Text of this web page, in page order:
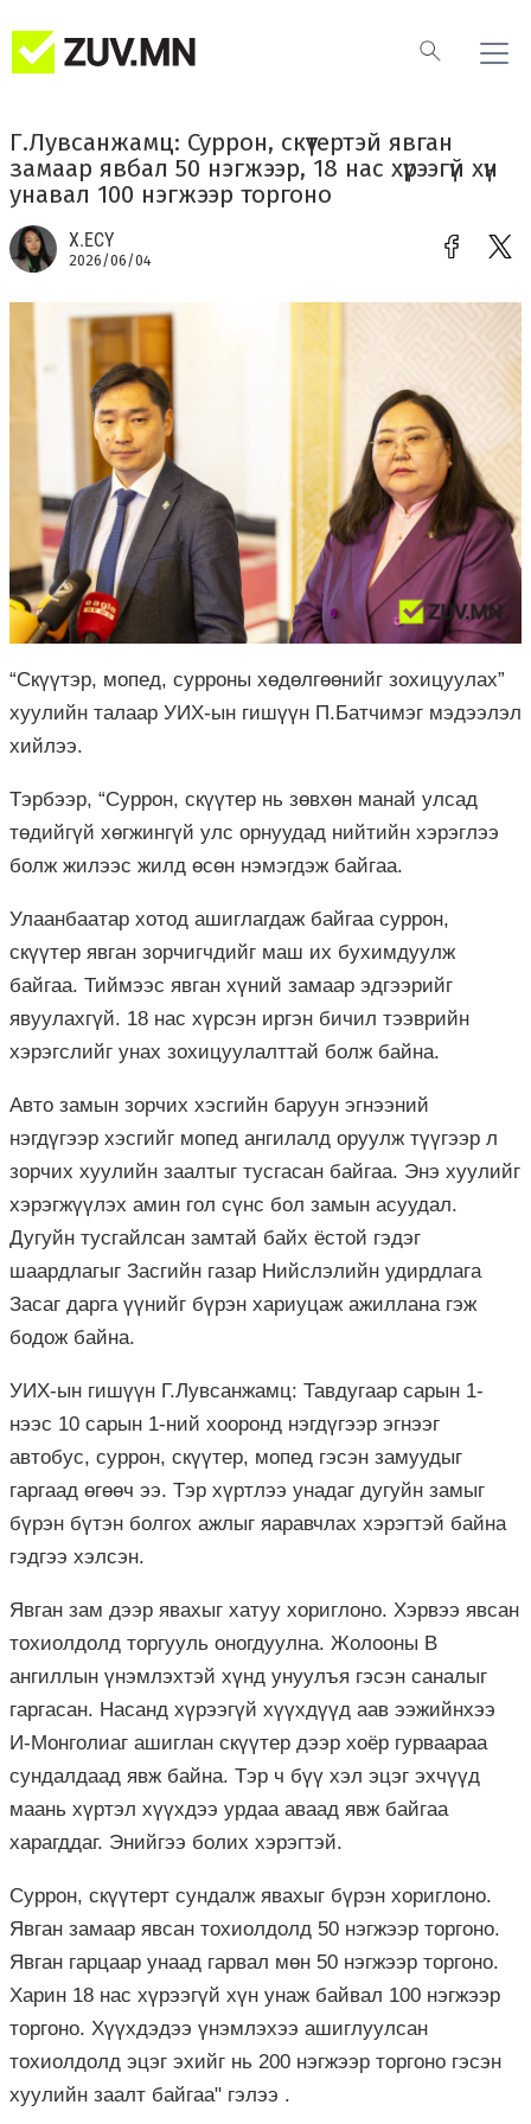
Г.Лувсанжамц: Суррон, скүүтертэй явган
замаар явбал 50 нэгжээр, 18 нас хүрээгүй хүн
унавал 100 нэгжээр торгоно
Х.ЕСҮ
2026/06/04
“Скүүтэр, мопед, сурроны хөдөлгөөнийг зохицуулах”
хуулийн талаар УИХ-ын гишүүн П.Батчимэг мэдээлэл
хийлээ.
Тэрбээр, “Суррон, скүүтер нь зөвхөн манай улсад
төдийгүй хөгжингүй улс орнуудад нийтийн хэрэглээ
болж жилээс жилд өсөн нэмэгдэж байгаа.
Улаанбаатар хотод ашиглагдаж байгаа суррон,
скүүтер явган зорчигчдийг маш их бухимдуулж
байгаа. Тиймээс явган хүний замаар эдгээрийг
явуулахгүй. 18 нас хүрсэн иргэн бичил тээврийн
хэрэгслийг унах зохицуулалттай болж байна.
Авто замын зорчих хэсгийн баруун эгнээний
нэгдүгээр хэсгийг мопед ангилалд оруулж түүгээр л
зорчих хуулийн заалтыг тусгасан байгаа. Энэ хуулийг
хэрэгжүүлэх амин гол сүнс бол замын асуудал.
Дугуйн тусгайлсан замтай байх ёстой гэдэг
шаардлагыг Засгийн газар Нийслэлийн удирдлага
Засаг дарга үүнийг бүрэн хариуцаж ажиллана гэж
бодож байна.
УИХ-ын гишүүн Г.Лувсанжамц: Тавдугаар сарын 1-
нээс 10 сарын 1-ний хооронд нэгдүгээр эгнээг
автобус, суррон, скүүтер, мопед гэсэн замуудыг
гаргаад өгөөч ээ. Тэр хүртлээ унадаг дугуйн замыг
бүрэн бүтэн болгох ажлыг яаравчлах хэрэгтэй байна
гэдгээ хэлсэн.
Явган зам дээр явахыг хатуу хориглоно. Хэрвээ явсан
тохиолдолд торгууль оногдуулна. Жолооны B
ангиллын үнэмлэхтэй хүнд унуулъя гэсэн саналыг
гаргасан. Насанд хүрээгүй хүүхдүүд аав ээжийнхээ
И-Монголиаг ашиглан скүүтер дээр хоёр гурваараа
сундалдаад явж байна. Тэр ч бүү хэл эцэг эхчүүд
маань хүртэл хүүхдээ урдаа аваад явж байгаа
харагддаг. Энийгээ болих хэрэгтэй.
Суррон, скүүтерт сундалж явахыг бүрэн хориглоно.
Явган замаар явсан тохиолдолд 50 нэгжээр торгоно.
Явган гарцаар унаад гарвал мөн 50 нэгжээр торгоно.
Харин 18 нас хүрээгүй хүн унаж байвал 100 нэгжээр
торгоно. Хүүхдэдээ үнэмлэхээ ашиглуулсан
тохиолдолд эцэг эхийг нь 200 нэгжээр торгоно гэсэн
хуулийн заалт байгаа" гэлээ .